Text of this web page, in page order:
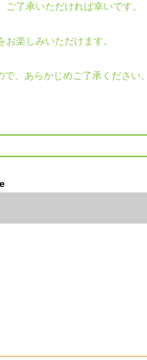
了承いただければ幸いです。
楽しみいただけます。
、あらかじめご了承ください。